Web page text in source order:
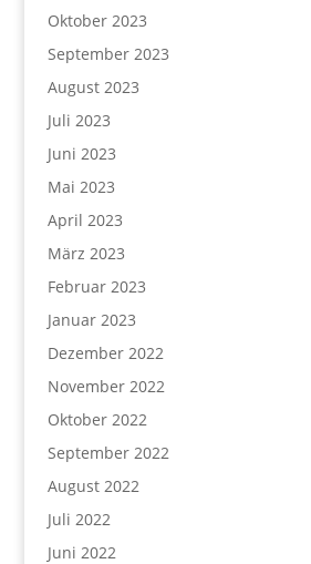
Oktober 2023
September 2023
August 2023
Juli 2023
Juni 2023
Mai 2023
April 2023
März 2023
Februar 2023
Januar 2023
Dezember 2022
November 2022
Oktober 2022
September 2022
August 2022
Juli 2022
Juni 2022